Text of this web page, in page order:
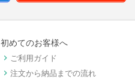
初めてのお客様へ
keyboard_arrow_right ご利用ガイド
keyboard_arrow_right 注文から納品までの流れ